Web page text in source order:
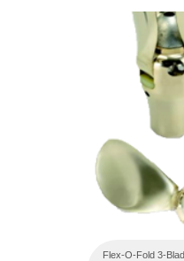
Flex-O-Fold 3-